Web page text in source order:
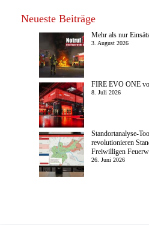
Neueste Beiträge
Mehr als nur
3. August 2026
FIRE EVO ONE
8. Juli 2026
Standortanalyse-
revolutionieren
Freiwilligen
26. Juni 2026